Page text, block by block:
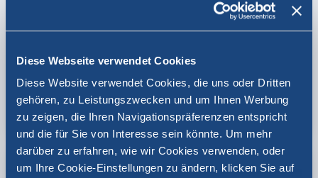
Diese Webseite verwendet Cookies
Diese Website verwendet Cookies, die uns oder Dritten
gehören, zu Leistungszwecken und um Ihnen Werbung
zu zeigen, die Ihren Navigationspräferenzen entspricht
und die für Sie von Interesse sein könnte. Um mehr
darüber zu erfahren, wie wir Cookies verwenden, oder
um Ihre Cookie-Einstellungen zu ändern, klicken Sie auf
4-Bettkabine innen, mit DU/WC
Innenkabine mit4 Betten, DU/WC, Oberdeck, ohne
Fenster.(C4)